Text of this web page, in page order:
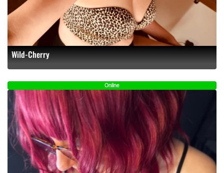
Wild-Cherry
Online